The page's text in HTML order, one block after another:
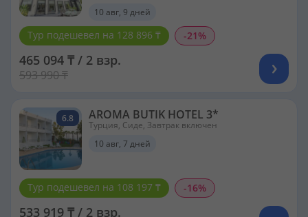
10 авг, 9 дней
Тур подешевел на 128 896 ₸ -21%
465 094 ₸ / 2 взр.
593 990 ₸
6.8 AROMA BUTIK HOTEL 3*
Турция, Сиде, Завтрак включен
10 авг, 7 дней
Тур подешевел на 108 197 ₸ -16%
533 919 ₸ / 2 взр.